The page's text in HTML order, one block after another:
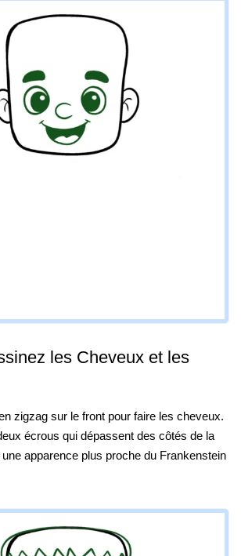
les Cheveux et les
zigzag sur le front pour faire les cheveux.
écrous qui dépassent des côtés de la
apparence plus proche du Frankenstein